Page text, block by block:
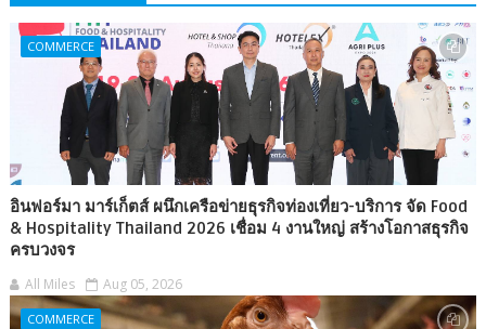
COMMERCE
อินฟอร์มา มาร์เก็ตส์ ผนึกเครือข่ายธุรกิจท่องเที่ยว-บริการ จัด Food
& Hospitality Thailand 2026 เชื่อม 4 งานใหญ่ สร้างโอกาสธุรกิจ
ครบวงจร
All Miles Aug 05, 2026
COMMERCE